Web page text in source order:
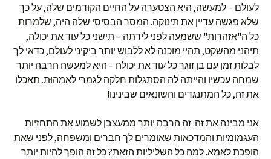
לעולם – למעשה, היא הצטערה על החיים הקודמים שלה, על כך
שלא פגשה עדיין את תינוקה. המסר הבסיסי שלה היה, שלמרות
כל ה"אזהרות" ששמעה לפני לידתה – תישני כל עוד את יכולה,
תיהני מהשקט, תהיי מוכנה לא ללבוש יותר ביקיני לעולם, כדאי לך
לבלות זמן עם בן זוגך כל עוד את יכולה – היא למעשה הרבה יותר
שמחה עכשיו והייתה לה הסתגלות חלקה לגמרי לאמהוּת. תאכלו
את זה, כל המתנגדים והשונאים שבינינו!
אני מבינה את זה. זה הרבה יותר ממעצבן לשמוע את התחזיות
העגמומיות והמדכאות שאומרים לך חברים ומשפחה, לפני שאת
הופכת לאמא. למה כל השליליות הזאת? כל זה הופך להיות יותר